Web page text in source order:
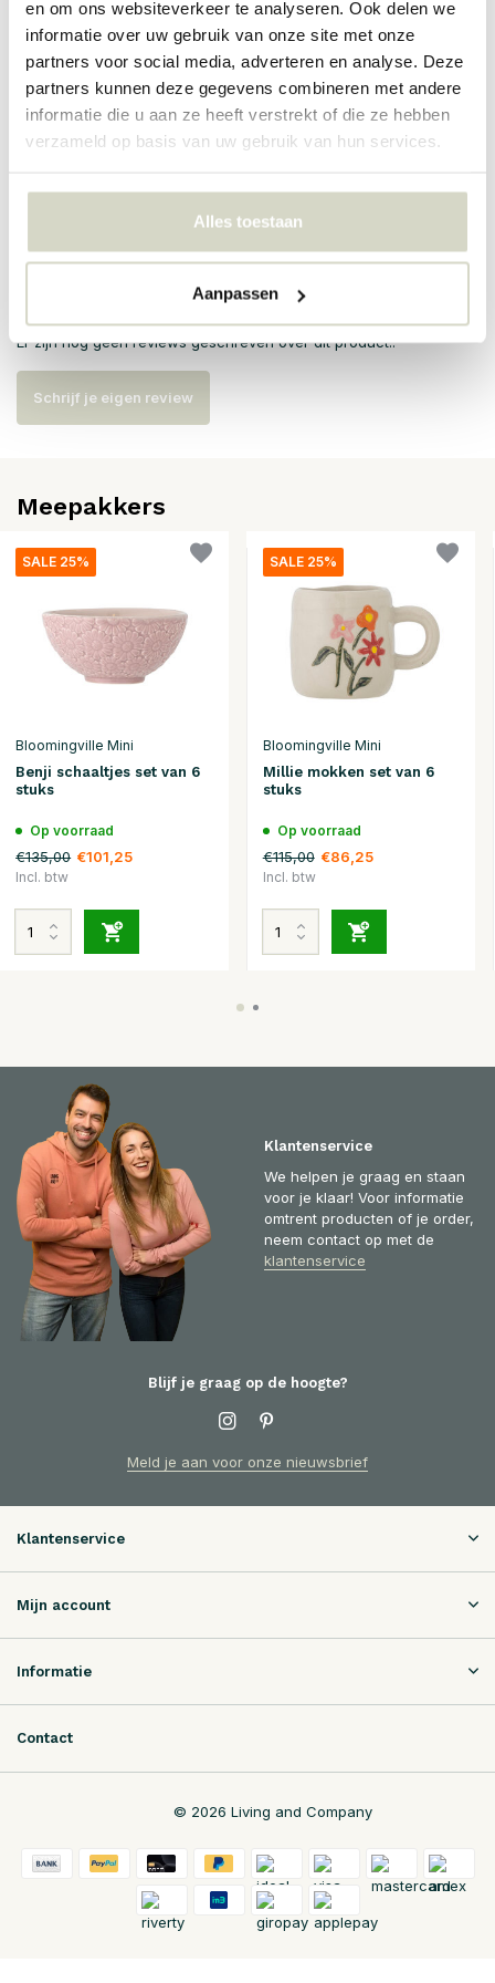
en om ons websiteverkeer te analyseren. Ook delen we
informatie over uw gebruik van onze site met onze
partners voor social media, adverteren en analyse. Deze
partners kunnen deze gegevens combineren met andere
informatie die u aan ze heeft verstrekt of die ze hebben
verzameld op basis van uw gebruik van hun services.
Alles toestaan
Aanpassen
PRODUCTSPECIFICATIES
Artikelnummer 82062068
SKU 82062068
Er zijn nog geen reviews geschreven over dit product..
Schrijf je eigen review
Meepakkers
SALE 25%
Bloomingville Mini
Benji schaaltjes set van 6
stuks
Op voorraad
€135,00 €101,25
Incl. btw
SALE 25%
Bloomingville Mini
Millie mokken set van 6
stuks
Op voorraad
€115,00 €86,25
Incl. btw
Klantenservice
We helpen je graag en staan
voor je klaar! Voor informatie
omtrent producten of je order,
neem contact op met de
klantenservice
Blijf je graag op de hoogte?
Meld je aan voor onze nieuwsbrief
Klantenservice
Mijn account
Informatie
Contact
© 2026 Living and Company